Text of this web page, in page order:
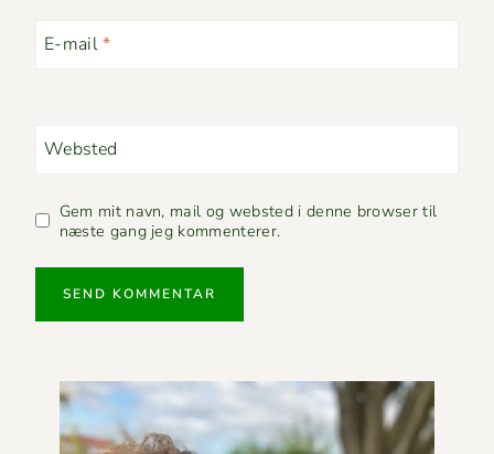
E-mail*
Websted
Gem mit navn, mail og websted i denne browser til
næste gang jeg kommenterer.